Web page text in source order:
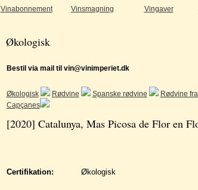
Vinabonnement Vinsmagning Vingaver
Økologisk
Bestil via mail til vin@vinimperiet.dk
Økologisk Rødvine Spanske rødvine Rødvine
Capçanes
[2020] Catalunya, Mas Picosa de Flor en
Certifikation: Økologisk